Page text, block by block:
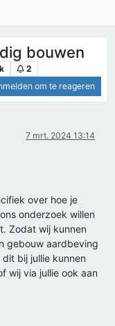
bouwen
2
om te reageren
7 mrt. 2024 13:14
over hoe je
onderzoek willen
Zodat wij kunnen
gebouw aardbeving
bij jullie kunnen
wij via jullie ook aan